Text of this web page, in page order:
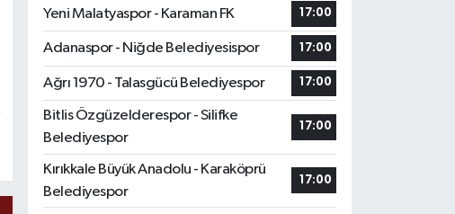
Yeni Malatyaspor - Karaman FK
17:00
Adanaspor - Niğde Belediyesispor 17:00
Ağrı 1970 - Talasgücü Belediyespor 17:00
Bitlis Özgüzelderespor - Silifke
Belediyespor
17:00
Kırıkkale Büyük Anadolu - Karaköprü
Belediyespor
17:00